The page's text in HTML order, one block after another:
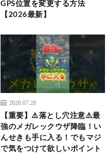
GPS位置を変更する方法
【2026最新】
2026.07.28
【重要】⚠️落とし穴注意⚠️最
強のメガレックウザ降臨！い
んせきも手に入る！でもマジ
で気をつけて欲しいポイント